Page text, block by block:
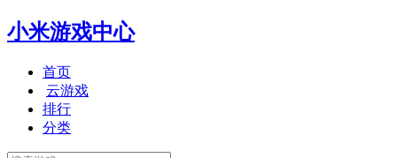
小米游戏中心
首页
云游戏
排行
分类